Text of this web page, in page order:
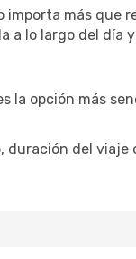
más que
a lo largo del día
la opción más
del viaje